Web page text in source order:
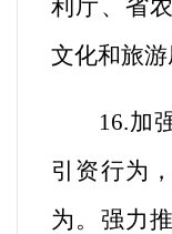
利厅、省
文化和旅
16.加
引资行为
为。 强力